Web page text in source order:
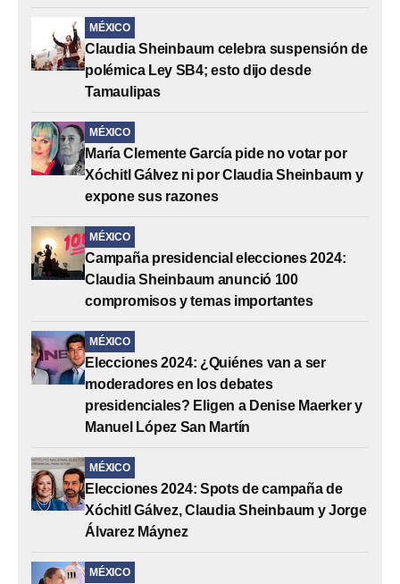
MÉXICO
Claudia Sheinbaum celebra suspensión de
polémica Ley SB4; esto dijo desde
Tamaulipas
MÉXICO
María Clemente García pide no votar por
Xóchitl Gálvez ni por Claudia Sheinbaum y
expone sus razones
MÉXICO
Campaña presidencial elecciones 2024:
Claudia Sheinbaum anunció 100
compromisos y temas importantes
MÉXICO
Elecciones 2024: ¿Quiénes van a ser
moderadores en los debates
presidenciales? Eligen a Denise Maerker y
Manuel López San Martín
MÉXICO
Elecciones 2024: Spots de campaña de
Xóchitl Gálvez, Claudia Sheinbaum y Jorge
Álvarez Máynez
MÉXICO